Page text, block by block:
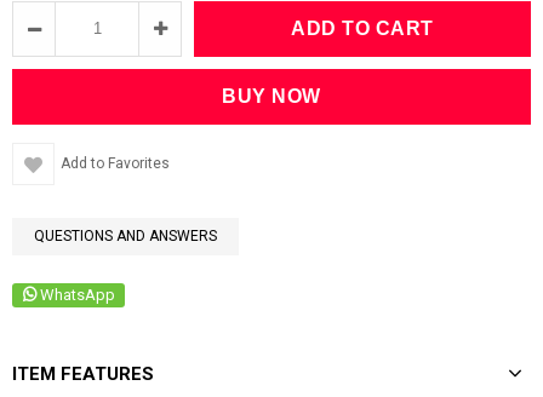
Add to Favorites
QUESTIONS AND ANSWERS
WhatsApp
ITEM FEATURES